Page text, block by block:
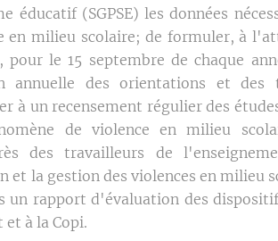
éducatif (SGPSE) les données
en milieu scolaire; de formuler, à
le 15 septembre de chaque
annuelle des orientations et des
à un recensement régulier des
de violence en milieu
des travailleurs de
la gestion des violences en milieu
un rapport d'évaluation des
à la Copi.